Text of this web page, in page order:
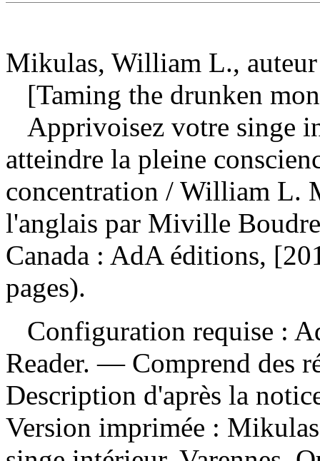
Mikulas, William L., auteur
[Taming the drunken
Apprivoisez votre singe
atteindre la pleine
concentration / William L.
l'anglais par Miville
Canada : AdA éditions,
pages).
Configuration requise :
Reader. — Comprend des
Description d'après la
Version imprimée :